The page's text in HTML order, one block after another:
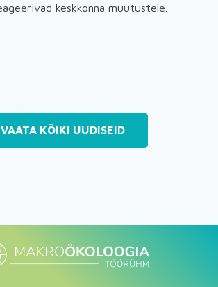
keskkonna muutustele.
VAATA KÕIKI UUDISEID